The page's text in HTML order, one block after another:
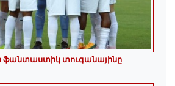
ֆանտաստիկ տուգանայինը